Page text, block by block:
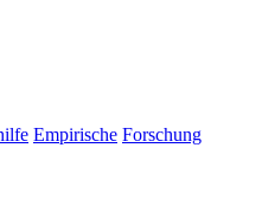
Empirische Forschung